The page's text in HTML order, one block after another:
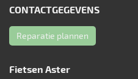
CONTACTGEGEVENS
Reparatie plannen
Fietsen Aster